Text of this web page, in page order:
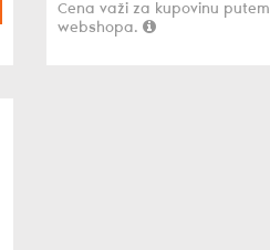
Cena važi za kupovinu putem
webshopa.